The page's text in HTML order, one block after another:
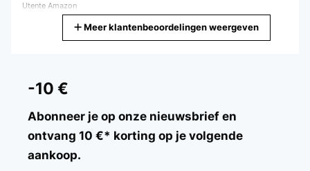
Utente Amazon
Utilisateur d'Amazon
Vertaal
Meer klantenbeoordelingen weergeven
-10 €
Abonneer je op onze nieuwsbrief en
ontvang 10 €* korting op je volgende
aankoop.